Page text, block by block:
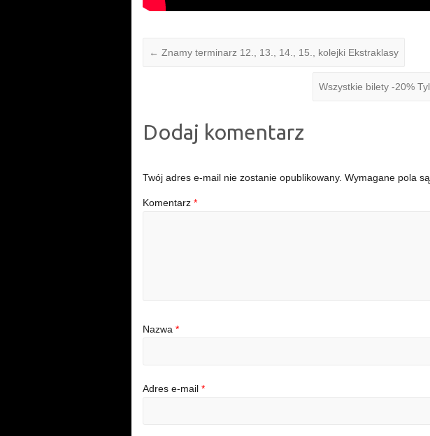
← Znamy terminarz 12., 13., 14., 15., kolejki Ekstraklasy
Wszystkie bilety -20%
Dodaj komentarz
Twój adres e-mail nie zostanie opublikowany. Wymagane pola
Komentarz*
Nazwa*
Adres e-mail*